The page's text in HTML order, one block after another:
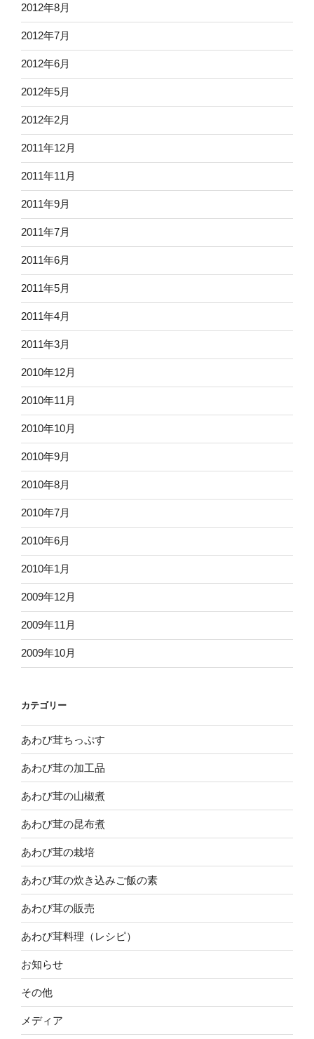
2012年8月
2012年7月
2012年6月
2012年5月
2012年2月
2011年12月
2011年11月
2011年9月
2011年7月
2011年6月
2011年5月
2011年4月
2011年3月
2010年12月
2010年11月
2010年10月
2010年9月
2010年8月
2010年7月
2010年6月
2010年1月
2009年12月
2009年11月
2009年10月
カテゴリー
あわび茸ちっぷす
あわび茸の加工品
あわび茸の山椒煮
あわび茸の昆布煮
あわび茸の栽培
あわび茸の炊き込みご飯の素
あわび茸の販売
あわび茸料理（レシピ）
お知らせ
その他
メディア